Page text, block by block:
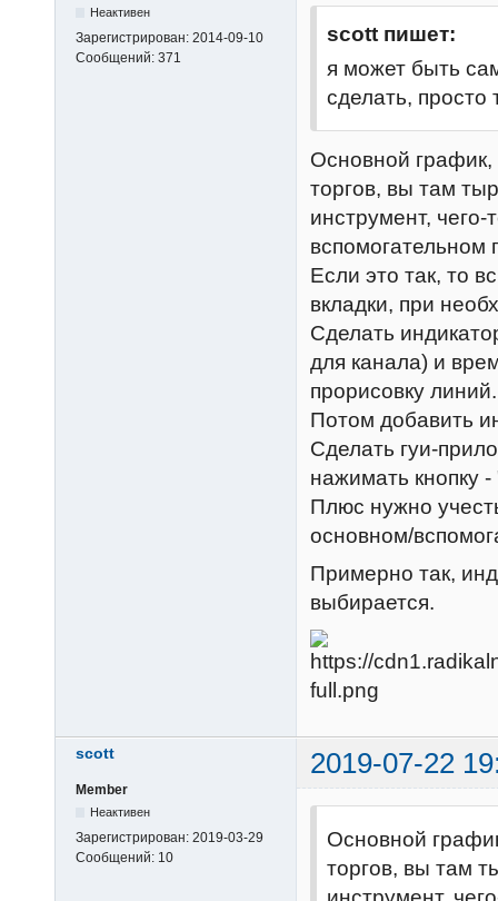
Неактивен
Зарегистрирован: 2014-09-10
Сообщений: 371
scott пишет:
я может быть
сделать, просто
Основной график,
торгов, вы там
инструмент,
вспомогательном
Если это так, то
вкладки, при
Сделать
для канала) и
прорисовку линий.
Потом добавить
Сделать гуи-
нажимать кнопку
Плюс нужно
основном/
Примерно так,
выбирается.
scott 2019-07-22
Member
Неактивен
Зарегистрирован: 2019-03-29
Сообщений: 10
Основной
торгов, вы там